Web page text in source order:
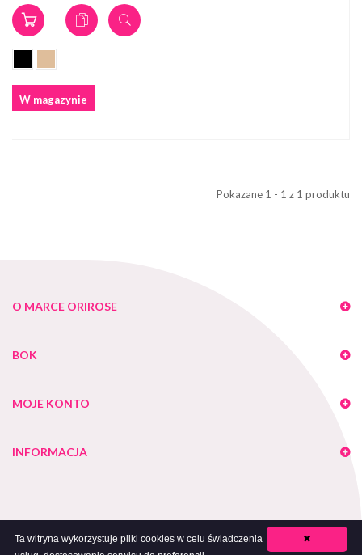
W magazynie
Pokazane 1 - 1 z 1 produktu
O MARCE ORIROSE
BOK
MOJE KONTO
INFORMACJA
✖
Ta witryna wykorzystuje pliki cookies w celu świadczenia